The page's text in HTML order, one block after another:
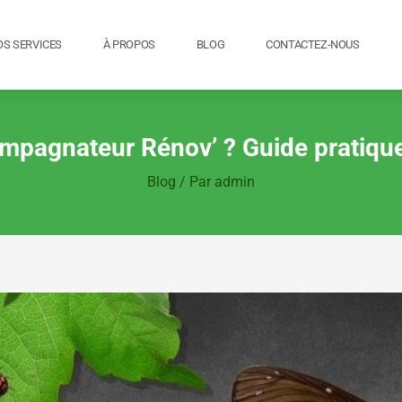
SERVICES À PROPOS BLOG CONTACTEZ-NOUS
Rénov’ ? Guide
Blog / Par admin